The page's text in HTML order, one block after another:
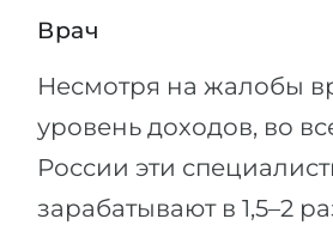
Врач
Несмотря на жалобы
уровень доходов, во
России эти
зарабатывают в 1,5–2